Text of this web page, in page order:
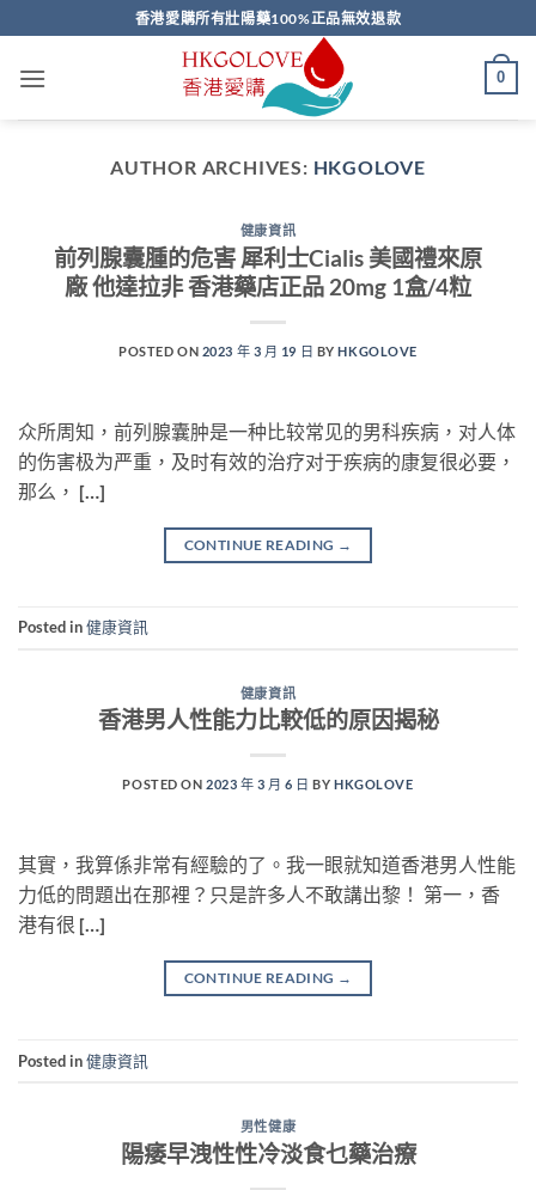
to
content
香港愛購所有壯陽藥100%正品無效退款
0
AUTHOR ARCHIVES: HKGOLOVE
健康資訊
前列腺囊腫的危害 犀利士Cialis 美國禮來原
廠 他達拉非 香港藥店正品 20mg 1盒/4粒
POSTED ON 2023 年 3 月 19 日 BYHKGOLOVE
众所周知，前列腺囊肿是一种比较常见的男科疾病，对人体
的伤害极为严重，及时有效的治疗对于疾病的康复很必要，
那么， […]
CONTINUE READING →
Posted in健康資訊
健康資訊
香港男人性能力比較低的原因揭秘
POSTED ON2023 年 3 月 6 日 BYHKGOLOVE
其實，我算係非常有經驗的了。我一眼就知道香港男人性能
力低的問題出在那裡？只是許多人不敢講出黎！ 第一，香
港有很 […]
CONTINUE READING →
Posted in健康資訊
男性健康
陽痿早洩性性冷淡食乜藥治療